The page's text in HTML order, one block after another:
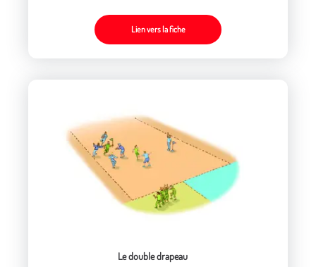
en avant
Lien vers la fiche
Le double drapeau